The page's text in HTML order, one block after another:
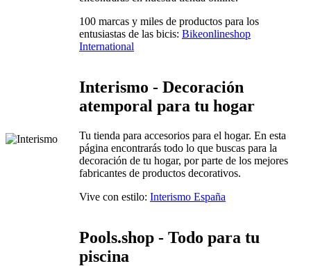
100 marcas y miles de productos para los
entusiastas de las bicis: Bikeonlineshop
International
Interismo - Decoración
atemporal para tu hogar
Tu tienda para accesorios para el hogar. En esta
página encontrarás todo lo que buscas para la
decoración de tu hogar, por parte de los mejores
fabricantes de productos decorativos.
Vive con estilo: Interismo España
Pools.shop - Todo para tu
piscina